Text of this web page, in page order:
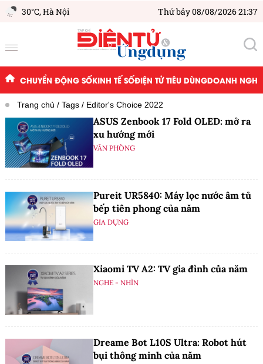
30°C,Hà Nội Thứ bảy 08/08/2026 21:37
CHUYỂN ĐỘNG SỐKINH TẾ SỐĐIỆN TỬ TIÊU DÙNGDOANH
Trang chủ Tags Editor's Choice 2022
ASUS Zenbook 17 Fold OLED: mở ra
xu hướng mới
VĂN PHÒNG
Pureit UR5840: Máy lọc nước âm tủ
bếp tiên phong của năm
GIA DỤNG
Xiaomi TV A2: TV gia đình của năm
NGHE - NHÌN
Dreame Bot L10S Ultra: Robot hút
bụi thông minh của năm